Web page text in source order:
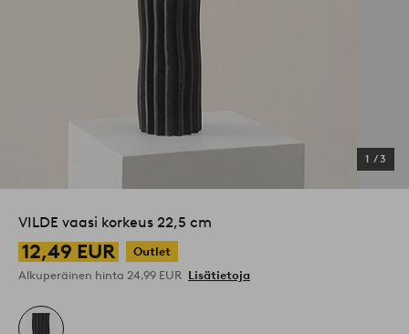
1 /3
VILDE vaasi korkeus 22,5 cm
12,49 EUR
Outlet
Alkuperäinen hinta 24,99 EUR Lisätietoja